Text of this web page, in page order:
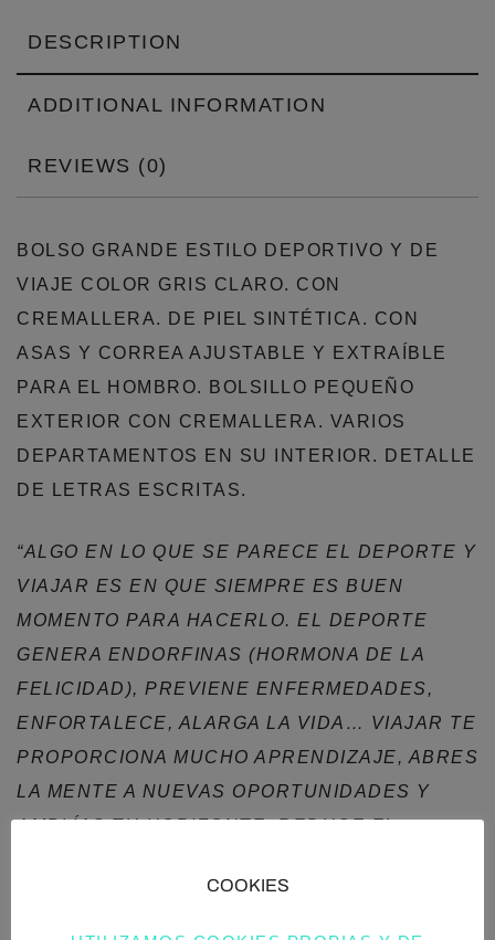
DESCRIPTION
ADDITIONAL INFORMATION
REVIEWS (0)
BOLSO GRANDE ESTILO DEPORTIVO Y DE
VIAJE COLOR GRIS CLARO. CON
CREMALLERA. DE PIEL SINTÉTICA. CON
ASAS Y CORREA AJUSTABLE Y EXTRAÍBLE
PARA EL HOMBRO. BOLSILLO PEQUEÑO
EXTERIOR CON CREMALLERA. VARIOS
DEPARTAMENTOS EN SU INTERIOR. DETALLE
DE LETRAS ESCRITAS.
“ALGO EN LO QUE SE PARECE EL DEPORTE Y
VIAJAR ES EN QUE SIEMPRE ES BUEN
MOMENTO PARA HACERLO. EL DEPORTE
GENERA ENDORFINAS (HORMONA DE LA
FELICIDAD), PREVIENE ENFERMEDADES,
ENFORTALECE, ALARGA LA VIDA… VIAJAR TE
PROPORCIONA MUCHO APRENDIZAJE, ABRES
LA MENTE A NUEVAS OPORTUNIDADES Y
AMPLÍAS TU HORIZONTE, REDUCE EL
FRECUENCIA BASTANTE ALTA ENTONCES,
COOKIES